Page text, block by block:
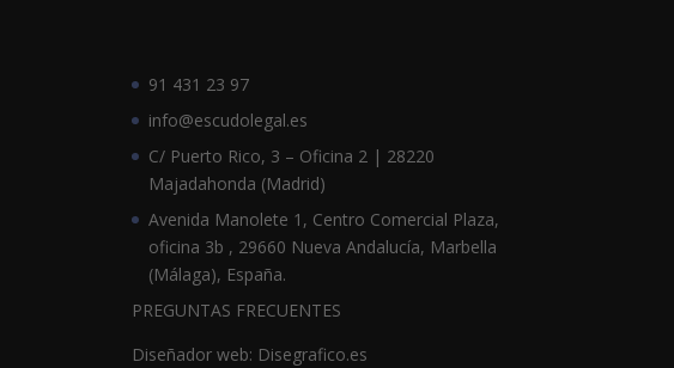
91 431 23 97
info@escudolegal.es
C/ Puerto Rico, 3 – Oficina 2 | 28220
Majadahonda (Madrid)
Avenida Manolete 1, Centro Comercial Plaza,
oficina 3b , 29660 Nueva Andalucía, Marbella
(Málaga), España.
PREGUNTAS FRECUENTES
Diseñador web: Disegrafico.es